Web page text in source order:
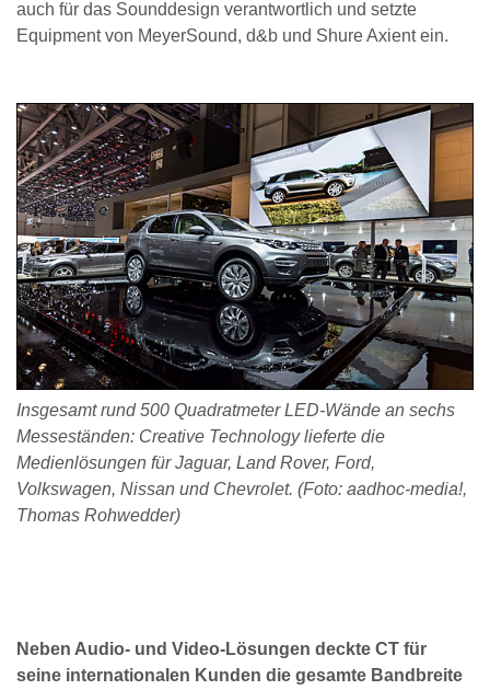
auch für das Sounddesign verantwortlich und setzte
Equipment von MeyerSound, d&b und Shure Axient ein.
Insgesamt rund 500 Quadratmeter LED-Wände an sechs
Messeständen: Creative Technology lieferte die
Medienlösungen für Jaguar, Land Rover, Ford,
Volkswagen, Nissan und Chevrolet. (Foto: aadhoc-media!,
Thomas Rohwedder)
Neben Audio- und Video-Lösungen deckte CT für
seine internationalen Kunden die gesamte Bandbreite